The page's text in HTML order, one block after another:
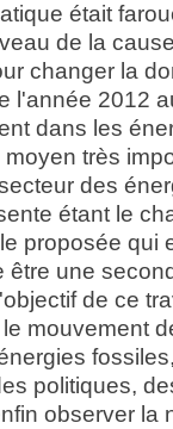
était
de la
changer la
l'année 2012
dans les
très
des
étant le
proposée qui
une
de ce
mouvement
politiques,
observer la